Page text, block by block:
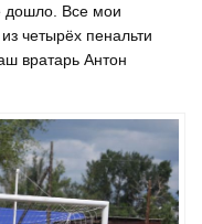
дошло. Все мои
четырёх пенальти
вратарь Антон